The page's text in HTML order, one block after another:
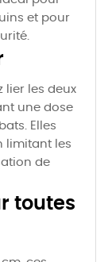
et pour
lier les deux
une dose
Elles
limitant les
de
toutes